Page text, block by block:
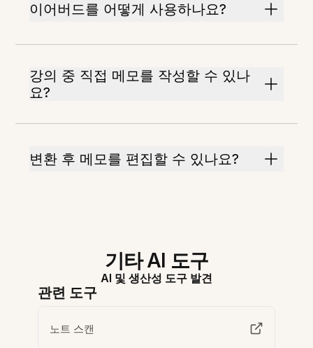
이어버드를 어떻게 사용하나요?
강의 중 직접 메모를 작성할 수 있나
요?
변환 후 메모를 편집할 수 있나요?
기타 AI 도구
AI 및 생산성 도구 발견
관련 도구
노트 스캔